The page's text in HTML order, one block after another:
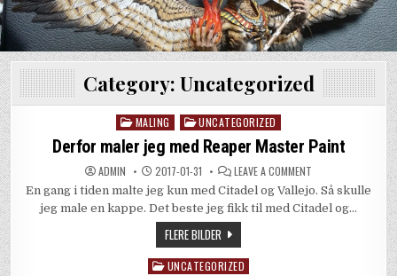
Category: Uncategorized
Posted
in
MALING UNCATEGORIZED
Derfor maler jeg med Reaper Master Paint
ADMIN 2017-01-31 LEAVE A COMMENT
MALER
JEG
MED
En gang i tiden malte jeg kun med Citadel og Vallejo. Så skulle
jeg male en kappe. Det beste jeg fikk til med Citadel og…
FLERE BILDER
PostedUNCATEGORIZED